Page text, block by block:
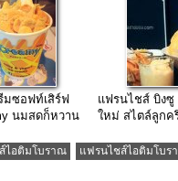
มซอฟท์เสิร์ฟ
นมสดก็หวาน
แฟรนไชส์ บิงซู
ใหม่ สไตล์ลูกค
ไอติมโบราณ
แฟรนไชส์ไอติมโบร